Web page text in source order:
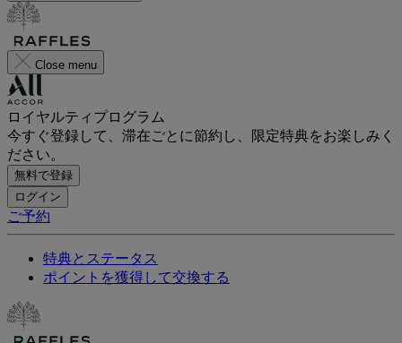
Close menu
ロイヤルティプログラム
今すぐ登録して、滞在ごとに節約し、限定特典をお楽しみく
ださい。
無料で登録
ログイン
ご予約
特典とステータス
ポイントを獲得して交換する